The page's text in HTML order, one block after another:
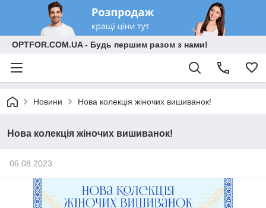
OPTFOR.COM.UA - Будь першим разом з нами!
Новини Нова колекція жіночих вишиванок!
Нова колекція жіночих вишиванок!
06.08.2023